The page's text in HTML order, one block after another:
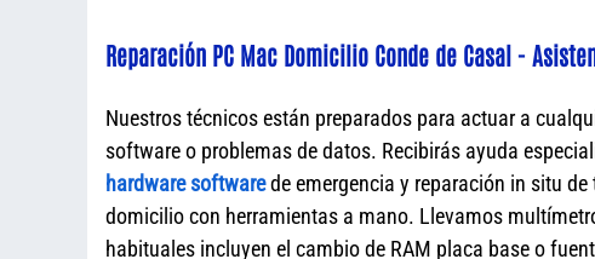
Reparación PC Mac Domicilio Conde de Casal -
Nuestros técnicos están preparados para actuar a
software o problemas de datos. Recibirás ayuda
hardware softwarede emergencia y reparación in situ
domicilio con herramientas a mano. Llevamos
habituales incluyen el cambio de RAM placa base o